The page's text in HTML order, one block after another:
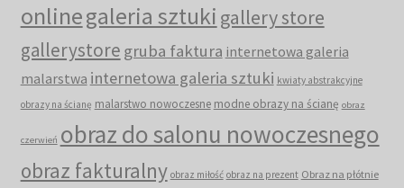
onlinegaleria sztuki gallery store
gallerystore gruba faktura internetowa galeria
malarstwa internetowa galeria sztuki kwiaty abstrakcyjne
obrazy na ścianę malarstwo nowoczesne modne obrazy na ścianę obraz
czerwień obraz do salonu nowoczesnego
obraz fakturalny obraz miłość obraz na prezent Obraz na płótnie